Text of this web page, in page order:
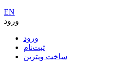
EN
ورود
ورود
ثبت‌نام
ساخت ویترین